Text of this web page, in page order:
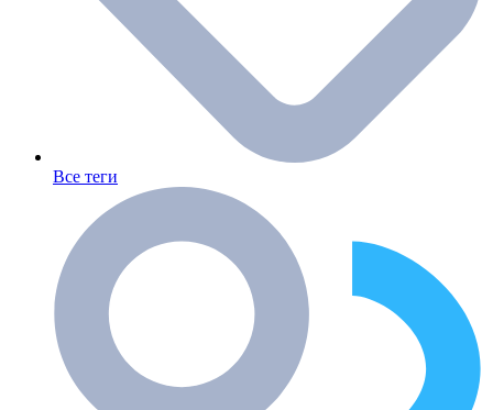
Все теги